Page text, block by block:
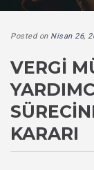
Posted on Nisan 26,
VERGI
KARARI